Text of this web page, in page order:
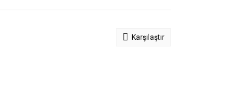
Karşılaştır